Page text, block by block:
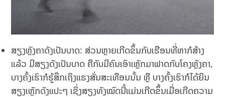
ສຽງຫຼັງຄາດັງເປັນບາດ: ສ່ວນຫຼາຍເກີດຂຶ້ນກັບເຮືອນທີ່ຫາກໍສ້າງ
ແລ້ວ ມີສຽງດັງເປັນບາດ ຄືກັບມີຄົນເອົາເຫຼັກມາຟາດກັບໂຄງຫຼັງຄາ,
ບາງຄັ້ງເຮົາກໍຮູ້ສຶກເຖິງແຮງສັ່ນສະເທືອນນັ້ນ ຫຼື ບາງຄັ້ງເຮົາກໍໄດ້ຍິນ
ສຽງເຫຼັກດັງແປະໆ ເຊິ່ງສຽງທັງໝົດນີ້ແມ່ນເກີດຂຶ້ນເມື່ອເກີດຄວາມ